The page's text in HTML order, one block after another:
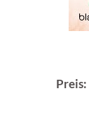
Preis: